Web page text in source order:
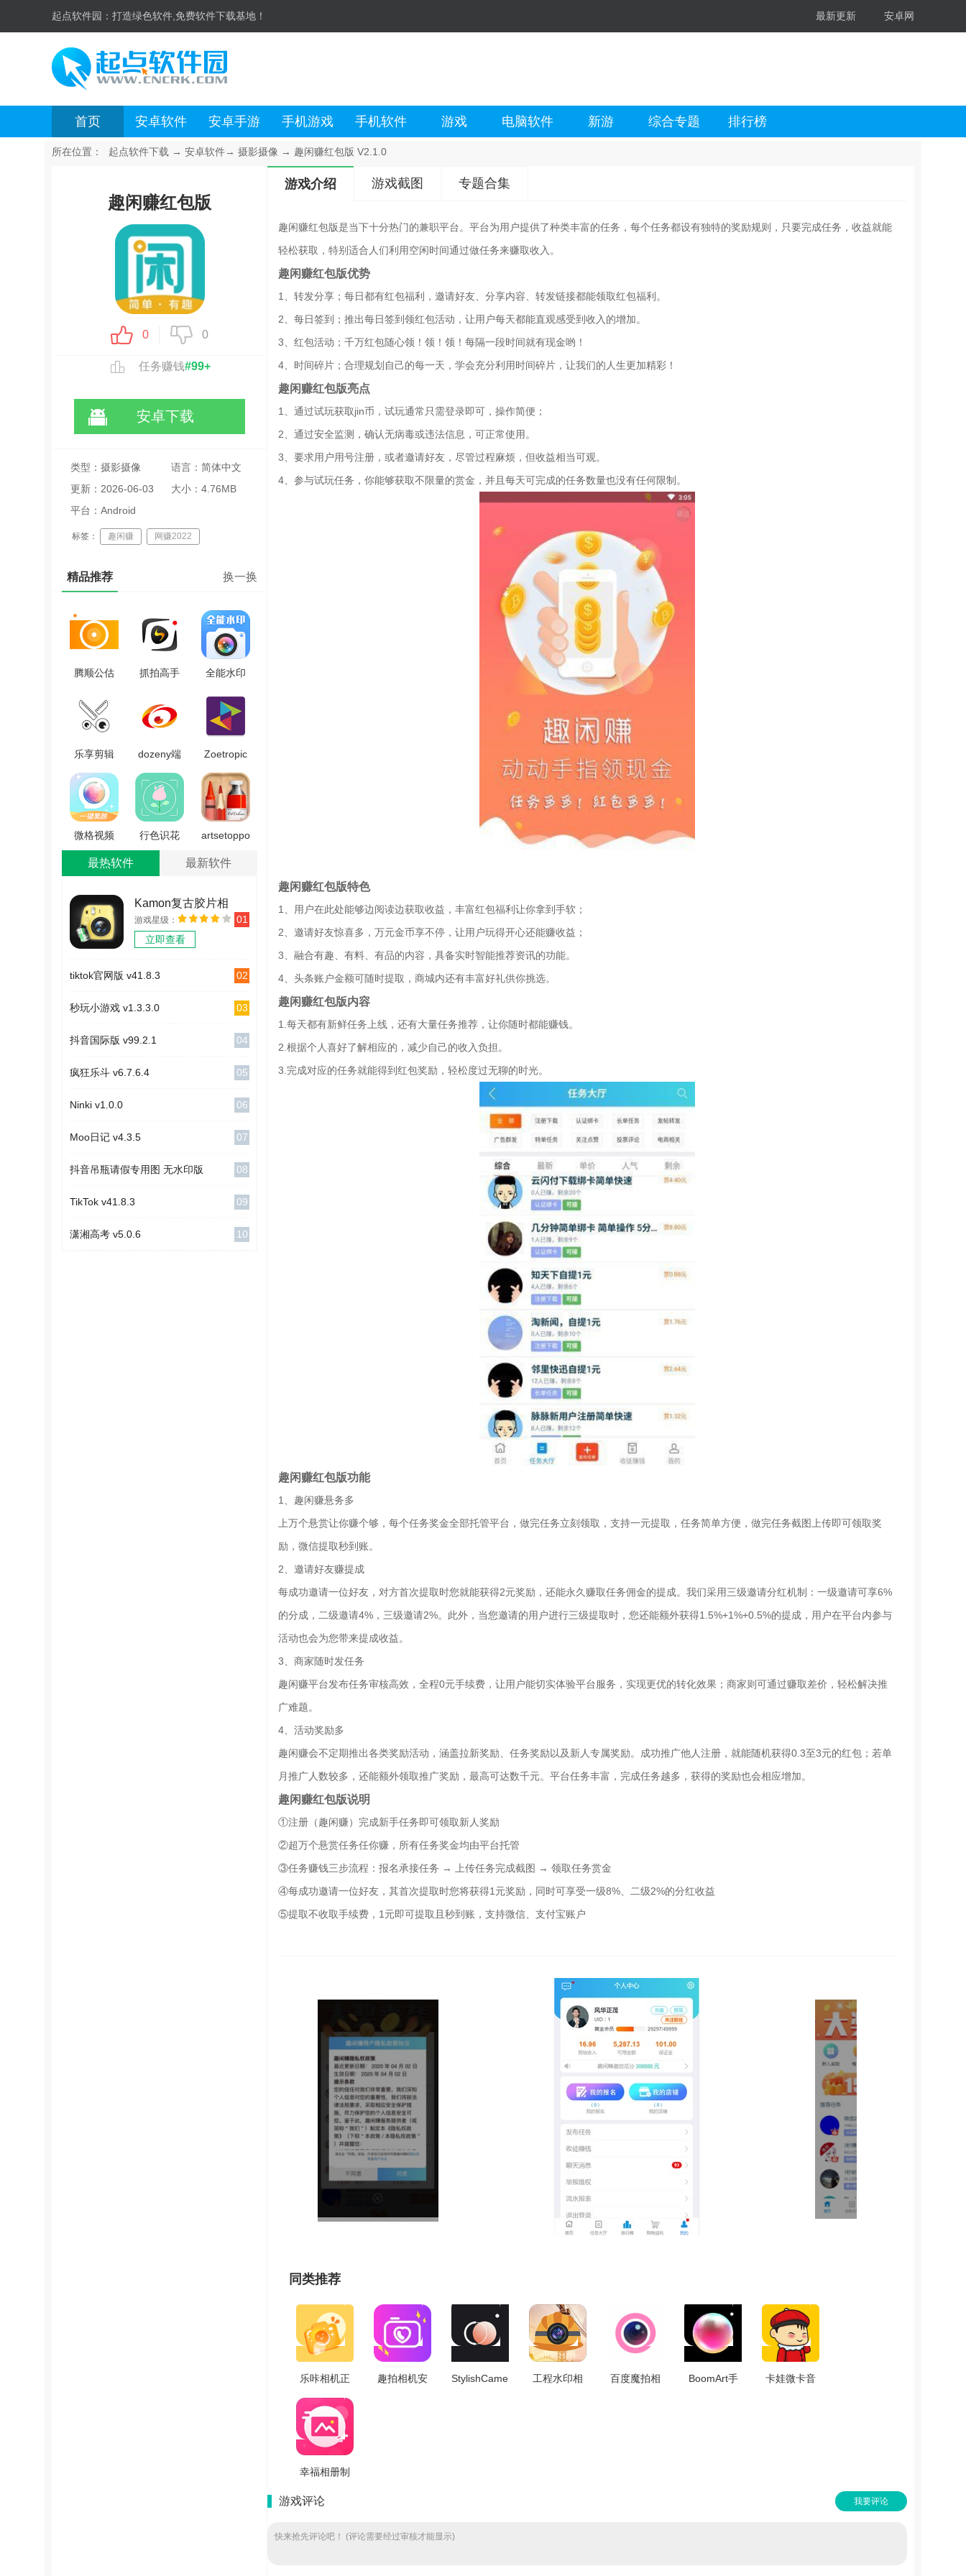
起点软件园： 打造绿色软件,免费软件下载基地！ 最新更新 安卓网
首页 安卓软件 安卓手游 手机游戏 手机软件 游戏 电脑软件 新游 综合专题 排行榜
所在位置： 起点软件下载 → 安卓软件→ 摄影摄像 → 趣闲赚红包版 V2.1.0
趣闲赚红包版
0 0
任务赚钱#99+
安卓下载
类型：摄影摄像
语言：简体中文
更新：2026-06-03
16:43:15
大小：4.76MB
平台：Android
标签： 趣闲赚 网赚2022
手机兼职
精品推荐 换一换
腾顺公估
版 V1.0.4
抓拍高手
V2.5.8.0
全能水印
原版
V2.1.1
乐享剪辑
安卓版
dozeny端
免费版
v00.74.00.12
Zoetropic
通用版
v2.2.5
微格视频
美颜软件
免费原版
行色识花
手机最新
artsetoppo
最热软件 最新软件
Kamon复古胶片相
机 v2.2.2
游戏星级：
立即查看
01
tiktok官网版 v41.8.3 02
秒玩小游戏 v1.3.3.0 03
抖音国际版 v99.2.1 04
疯狂乐斗 v6.7.6.4 05
Ninki v1.0.0 06
Moo日记 v4.3.5 07
抖音吊瓶请假专用图 无水印版 08
TikTok v41.8.3 09
潇湘高考 v5.0.6 10
游戏介绍 游戏截图 专题合集
趣闲赚红包版是当下十分热门的兼职平台。平台为用户提供了种类丰富的任务，每个任务都设有独特的奖励规则，只要完成任务，收益就能
轻松获取，特别适合人们利用空闲时间通过做任务来赚取收入。
趣闲赚红包版优势
1、转发分享；每日都有红包福利，邀请好友、分享内容、转发链接都能领取红包福利。
2、每日签到；推出每日签到领红包活动，让用户每天都能直观感受到收入的增加。
3、红包活动；千万红包随心领！领！领！每隔一段时间就有现金哟！
4、时间碎片；合理规划自己的每一天，学会充分利用时间碎片，让我们的人生更加精彩！
趣闲赚红包版亮点
1、通过试玩获取jin币，试玩通常只需登录即可，操作简便；
2、通过安全监测，确认无病毒或违法信息，可正常使用。
3、要求用户用号注册，或者邀请好友，尽管过程麻烦，但收益相当可观。
4、参与试玩任务，你能够获取不限量的赏金，并且每天可完成的任务数量也没有任何限制。
趣闲赚红包版特色
1、用户在此处能够边阅读边获取收益，丰富红包福利让你拿到手软；
2、邀请好友惊喜多，万元金币享不停，让用户玩得开心还能赚收益；
3、融合有趣、有料、有品的内容，具备实时智能推荐资讯的功能。
4、头条账户金额可随时提取，商城内还有丰富好礼供你挑选。
趣闲赚红包版内容
1.每天都有新鲜任务上线，还有大量任务推荐，让你随时都能赚钱。
2.根据个人喜好了解相应的，减少自己的收入负担。
3.完成对应的任务就能得到红包奖励，轻松度过无聊的时光。
趣闲赚红包版功能
1、趣闲赚悬务多
上万个悬赏让你赚个够，每个任务奖金全部托管平台，做完任务立刻领取，支持一元提取，任务简单方便，做完任务截图上传即可领取奖
励，微信提取秒到账。
2、邀请好友赚提成
每成功邀请一位好友，对方首次提取时您就能获得2元奖励，还能永久赚取任务佣金的提成。我们采用三级邀请分红机制：一级邀请可享6%
的分成，二级邀请4%，三级邀请2%。此外，当您邀请的用户进行三级提取时，您还能额外获得1.5%+1%+0.5%的提成，用户在平台内参与
活动也会为您带来提成收益。
3、商家随时发任务
趣闲赚平台发布任务审核高效，全程0元手续费，让用户能切实体验平台服务，实现更优的转化效果；商家则可通过赚取差价，轻松解决推
广难题。
4、活动奖励多
趣闲赚会不定期推出各类奖励活动，涵盖拉新奖励、任务奖励以及新人专属奖励。成功推广他人注册，就能随机获得0.3至3元的红包；若单
月推广人数较多，还能额外领取推广奖励，最高可达数千元。平台任务丰富，完成任务越多，获得的奖励也会相应增加。
趣闲赚红包版说明
①注册（趣闲赚）完成新手任务即可领取新人奖励
②超万个悬赏任务任你赚，所有任务奖金均由平台托管
③任务赚钱三步流程：报名承接任务 → 上传任务完成截图 → 领取任务赏金
④每成功邀请一位好友，其首次提取时您将获得1元奖励，同时可享受一级8%、二级2%的分红收益
⑤提取不收取手续费，1元即可提取且秒到账，支持微信、支付宝账户
同类推荐
乐咔相机正
版 V1.20
趣拍相机安
StylishCamera
工程水印相
百度魔拍相
BoomArt手
卡娃微卡音
幸福相册制
版 V1.3.6
游戏评论 我要评论
快来抢先评论吧！ (评论需要经过审核才能显示)